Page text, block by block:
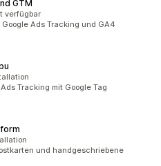
GTM
verfügbar
Ads Tracking und GA4
Tracking mit Google Tag
und handgeschriebene